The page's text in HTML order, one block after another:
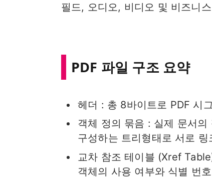
필드, 오디오, 비디오 및 비즈니
PDF 파일 구조 요약
헤더 : 총 8바이트로 PDF 시
객체 정의 묶음 : 실제 문서
구성하는 트리형태로 서로 링
교차 참조 테이블 (Xref
객체의 사용 여부와 식별 번